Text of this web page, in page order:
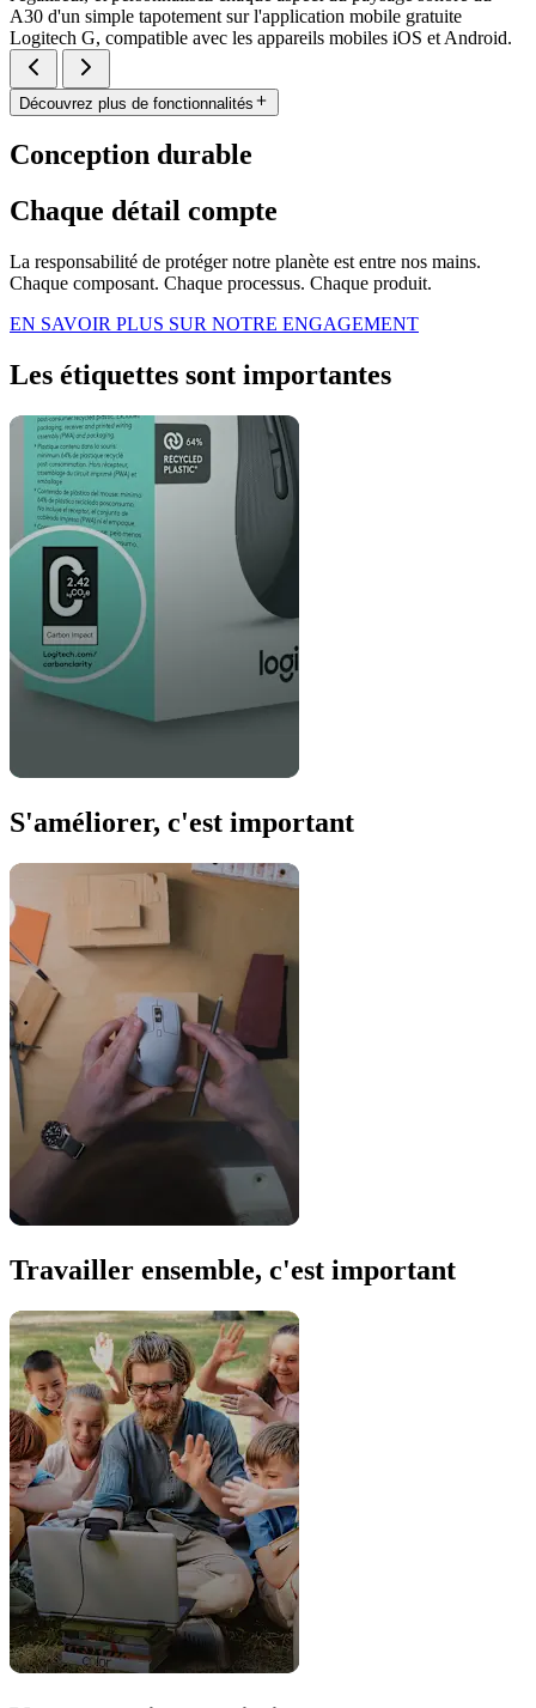
A30 d'un simple tapotement sur l'application mobile gratuite
Logitech G, compatible avec les appareils mobiles iOS et Android.
Découvrez plus de fonctionnalités
Conception durable
Chaque détail compte
La responsabilité de protéger notre planète est entre nos mains.
Chaque composant. Chaque processus. Chaque produit.
EN SAVOIR PLUS SUR NOTRE ENGAGEMENT
Les étiquettes sont importantes
S'améliorer, c'est important
Travailler ensemble, c'est important